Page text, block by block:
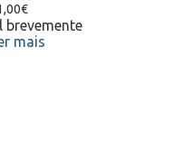
€
brevemente
mais